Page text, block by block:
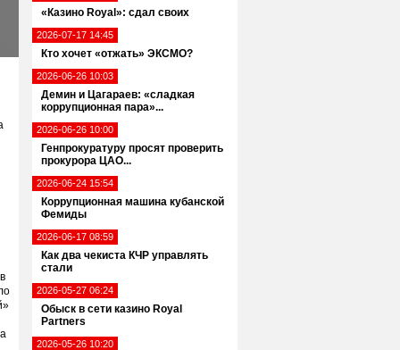
«Казино Royal»: сдал своих
2026-07-17 14:45
Кто хочет «отжать» ЭКСМО?
2026-06-26 10:03
Демин и Цагараев: «сладкая
коррупционная пара»...
2026-06-26 10:00
Генпрокуратуру просят проверить
прокурора ЦАО...
2026-06-24 15:54
Коррупционная машина кубанской
Фемиды
2026-06-17 08:59
Как два чекиста КЧР управлять
стали
2026-05-27 06:24
Обыск в сети казино Royal
Partners
2026-05-26 10:20